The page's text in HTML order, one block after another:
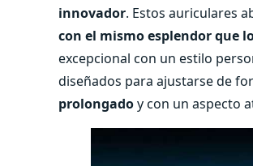
innovador. Estos auriculares
con el mismo esplendor que
excepcional con un estilo
diseñados para ajustarse de
prolongadoy con un aspecto